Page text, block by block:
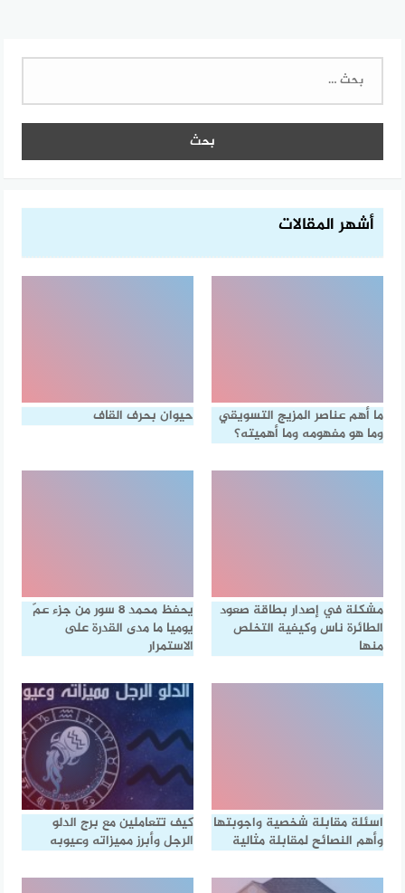
البحث
أشهر المقالات
ما أهم عناصر المزيج التسويقي
وما هو مفهومه وما أهميته؟
حيوان بحرف القاف
مشكلة في إصدار بطاقة صعود
الطائرة ناس وكيفية التخلص
منها
يحفظ محمد ٨ سور من جزء عمّ
يوميا ما مدى القدرة على
الاستمرار
اسئلة مقابلة شخصية واجوبتها
وأهم النصائح لمقابلة مثالية
كيف تتعاملين مع برج الدلو
الرجل وأبرز مميزاته وعيوبه